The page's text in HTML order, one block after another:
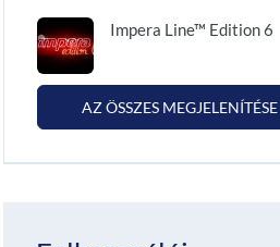
Impera Line™ Edition 6
AZ ÖSSZES MEGJELENÍTÉSE